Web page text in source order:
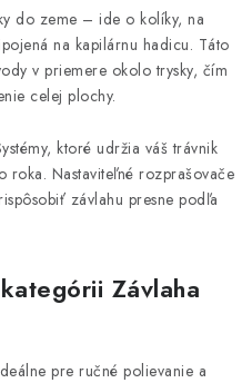
do zeme – ide o kolíky, na
na kapilárnu hadicu. Táto
v priemere okolo trysky, čím
celej plochy.
ktoré udržia váš trávnik
roka. Nastaviteľné rozprašovače
závlahu presne podľa
Závlaha
pre ručné polievanie a